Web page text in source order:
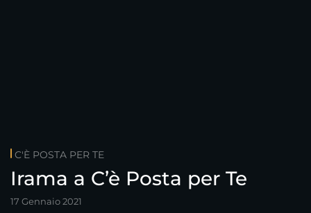
C'È POSTA PER TE
Irama a C’è Posta per Te
17 Gennaio 2021